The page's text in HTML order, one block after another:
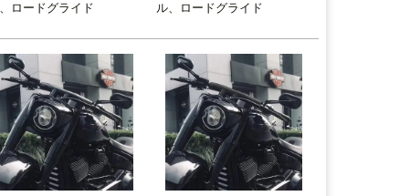
ロードグライド
ル、ロードグライド